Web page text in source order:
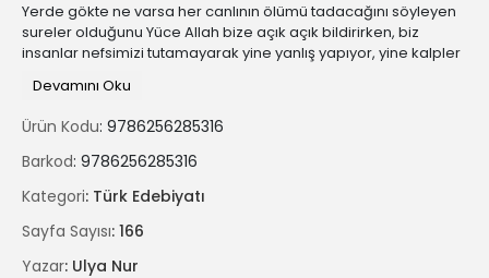
Yerde gökte ne varsa her canlının ölümü tadacağını söyleyen
sureler olduğunu Yüce Allah bize açık açık bildirirken, biz
insanlar nefsimizi tutamayarak yine yanlış yapıyor, yine kalpler
kısa, iyilik yapan da kötülük yapan da kendine yapar.
Kuyuda yaşayan ailenin acı dramı, Şehidin vatan sevgisi,
Hasan Ağa'nın ölümü gibi hepimizin farklı hikayesi vardır
unutamadığımız.
Okurken hüzünle mutluluğun yan yana olduğunu anlayacak,
gülerken üzülecek, üzülürken güleceksiniz.
Devamını Oku
Ürün Kodu: 9786256285316
Barkod: 9786256285316
Kategori: Türk Edebiyatı
Sayfa Sayısı: 166
Yazar: Ulya Nur